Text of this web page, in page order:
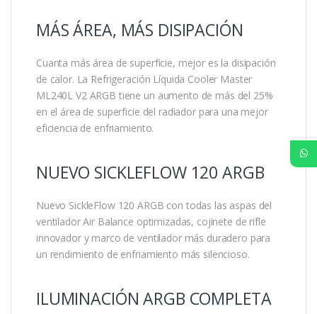
MÁS ÁREA, MÁS DISIPACIÓN
Cuanta más área de superficie, mejor es la disipación
de calor. La Refrigeración Líquida Cooler Master
ML240L V2 ARGB tiene un aumento de más del 25%
en el área de superficie del radiador para una mejor
eficiencia de enfriamiento.
NUEVO SICKLEFLOW 120 ARGB
Nuevo SickleFlow 120 ARGB con todas las aspas del
ventilador Air Balance optimizadas, cojinete de rifle
innovador y marco de ventilador más duradero para
un rendimiento de enfriamiento más silencioso.
ILUMINACIÓN ARGB COMPLETA